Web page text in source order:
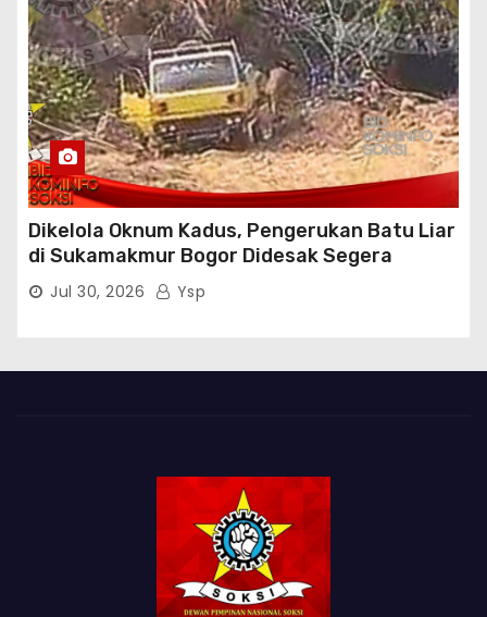
Dikelola Oknum Kadus, Pengerukan Batu Liar
di Sukamakmur Bogor Didesak Segera
Ditindak Hukum
Jul 30, 2026 Ysp